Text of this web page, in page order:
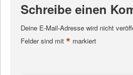
Schreibe einen
Deine E-Mail-Adresse wird nicht
Felder sind mit * markiert